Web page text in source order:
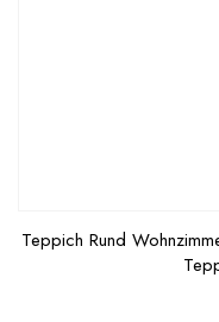
Teppich Rund